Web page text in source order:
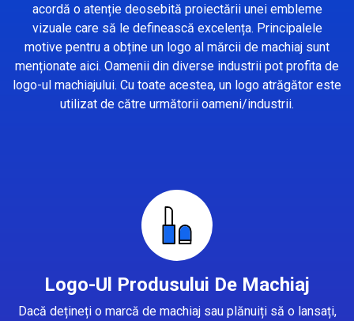
acordă o atenție deosebită proiectării unei embleme
vizuale care să le definească excelența. Principalele
motive pentru a obține un logo al mărcii de machiaj sunt
menționate aici. Oamenii din diverse industrii pot profita de
logo-ul machiajului. Cu toate acestea, un logo atrăgător este
utilizat de către următorii oameni/industrii.
Logo-Ul Produsului De Machiaj
Dacă dețineți o marcă de machiaj sau plănuiți să o lansați,